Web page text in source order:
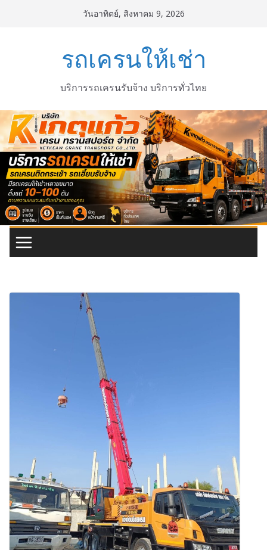
วันอาทิตย์, สิงหาคม 9, 2026
รถเครนให้เช่า
บริการรถเครนรับจ้าง บริการทั่วไทย